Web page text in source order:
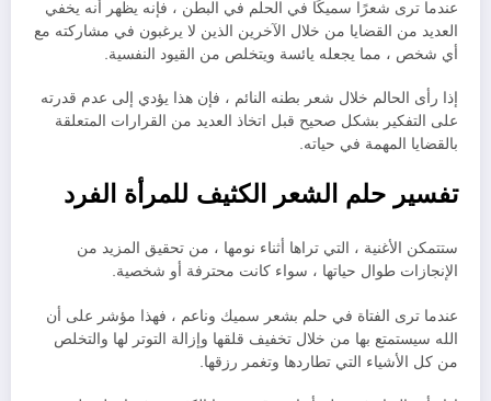
عندما ترى شعرًا سميكًا في الحلم في البطن ، فإنه يظهر أنه يخفي
العديد من القضايا من خلال الآخرين الذين لا يرغبون في مشاركته مع
أي شخص ، مما يجعله يائسة ويتخلص من القيود النفسية.
إذا رأى الحالم خلال شعر بطنه النائم ، فإن هذا يؤدي إلى عدم قدرته
على التفكير بشكل صحيح قبل اتخاذ العديد من القرارات المتعلقة
بالقضايا المهمة في حياته.
تفسير حلم الشعر الكثيف للمرأة الفرد
ستتمكن الأغنية ، التي تراها أثناء نومها ، من تحقيق المزيد من
الإنجازات طوال حياتها ، سواء كانت محترفة أو شخصية.
عندما ترى الفتاة في حلم بشعر سميك وناعم ، فهذا مؤشر على أن
الله سيستمتع بها من خلال تخفيف قلقها وإزالة التوتر لها والتخلص
من كل الأشياء التي تطاردها وتغمر رزقها.